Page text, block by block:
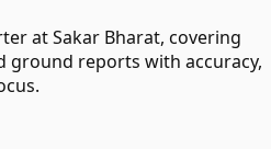
at Sakar Bharat, covering
ground reports with accuracy,